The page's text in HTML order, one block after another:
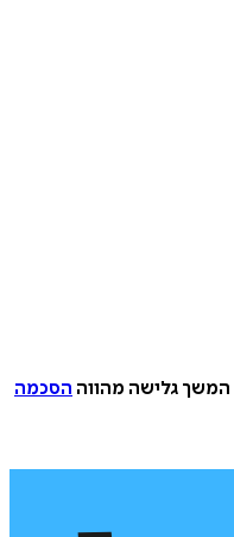
המשך גלישה מהווה הסכמה